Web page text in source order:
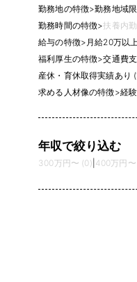
勤務地の特徴>勤務地域
勤務時間の特徴>扶養内
給与の特徴> 月給20万以
福利厚生の特徴>交通費
産休・育休取得実績あり
求める人材像の特徴>経
年収で絞り込む
300万円〜 (0) 400万円